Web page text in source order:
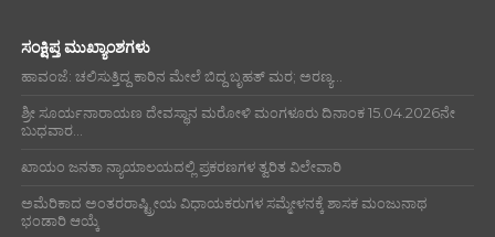
ಸಂಕ್ಷಿಪ್ತ ಮುಖ್ಯಾಂಶಗಳು
ಹಾವಂಜೆ: ಚಲಿಸುತ್ತಿದ್ದ ಕಾರಿನ ಮೇಲೆ ಬಿದ್ದ ಬೃಹತ್ ಮರ; ಅರಣ್ಯ...
ಶ್ರೀ ಸೂರ್ಯನಾರಾಯಣ ದೇವಸ್ಥಾನ ಮರೋಳಿ ಮಂಗಳೂರು ದಿನಾಂಕ 15.04.2026ನೇ
ಬುಧವಾರ...
ಖಾಯಂ ಜನತಾ ನ್ಯಾಯಾಲಯದಲ್ಲಿ ಪ್ರಕರಣಗಳ ತ್ವರಿತ ವಿಲೇವಾರಿ
ಅಮೆರಿಕಾದ ಅಂತರರಾಷ್ಟ್ರೀಯ ವಿಧಾಯಕರುಗಳ ಸಮ್ಮೇಳನಕ್ಕೆ ಶಾಸಕ ಮಂಜುನಾಥ
ಭಂಡಾರಿ ಆಯ್ಕೆ